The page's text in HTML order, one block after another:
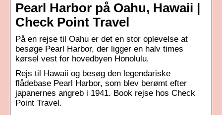
Pearl Harbor på Oahu, Hawaii |
Check Point Travel
På en rejse til Oahu er det en stor oplevelse at
besøge Pearl Harbor, der ligger en halv times
kørsel vest for hovedbyen Honolulu.
Rejs til Hawaii og besøg den legendariske
flådebase Pearl Harbor, som blev berømt efter
japanernes angreb i 1941. Book rejse hos Check
Point Travel.